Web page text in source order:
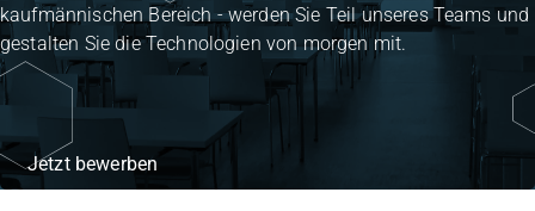
kaufmännischen Bereich - werden Sie Teil unseres Teams und
gestalten Sie die Technologien von morgen mit.
Jetzt bewerben